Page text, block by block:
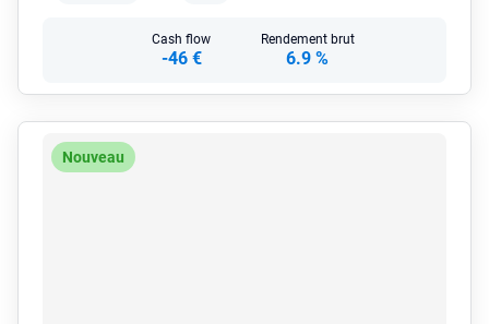
Cash flow
-46 €
Rendement brut
6.9 %
Nouveau